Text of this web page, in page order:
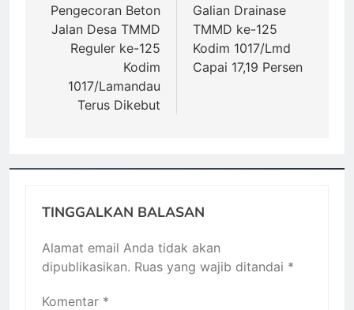
Pengecoran Beton
Jalan Desa TMMD
Reguler ke-125
Kodim
1017/Lamandau
Terus Dikebut
Galian Drainase
TMMD ke-125
Kodim 1017/Lmd
Capai 17,19 Persen
TINGGALKAN BALASAN
Alamat email Anda tidak akan
dipublikasikan. Ruas yang wajib ditandai *
Komentar *